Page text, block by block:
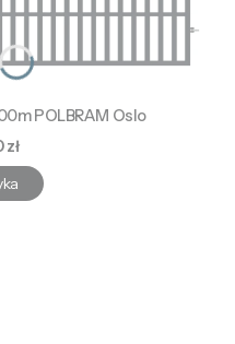
POLBRAM Oslo
zł